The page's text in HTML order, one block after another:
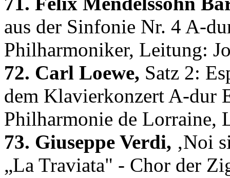
aus der Sinfonie Nr. 4 A-
Philharmoniker, Leitung:
72. Carl Loewe, Satz 2:
dem Klavierkonzert A-dur
Philharmonie de Lorraine,
73. Giuseppe Verdi, ‚Noi
„La Traviata" - Chor der